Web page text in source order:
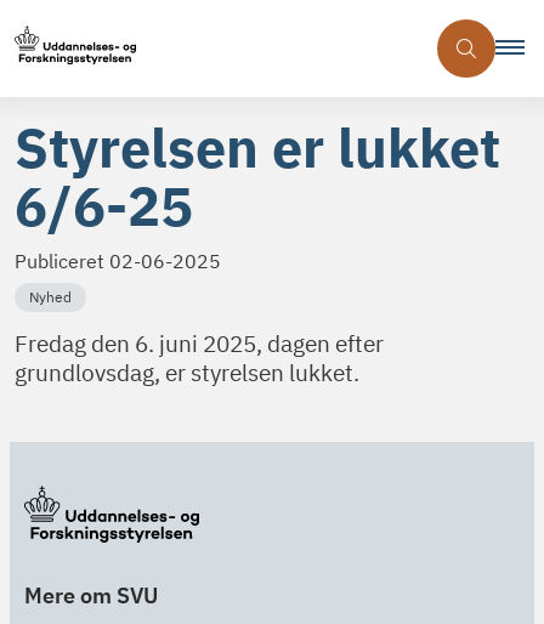
Styrelsen er lukket
6/6-25
Publiceret 02-06-2025
Nyhed
Fredag den 6. juni 2025, dagen efter
grundlovsdag, er styrelsen lukket.
Mere om SVU